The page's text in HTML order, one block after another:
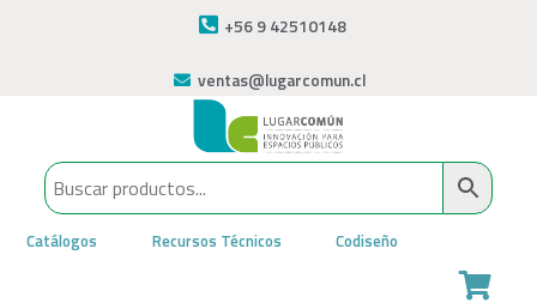
+56 9 42510148
ventas@lugarcomun.cl
Catálogos Recursos Técnicos Codiseño